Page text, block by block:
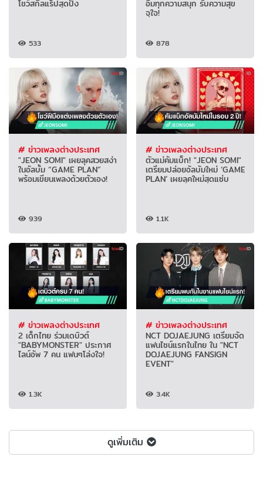
โชว์สกิลแร็ปสุดปัง
533
อิ่มทุกความสนุก รับความสุข
จุใจ!
878
# ข่าวเพลงต่างประเทศ
"JEON SOMI" เผยลุคสวยสง่า
ในอัลบั้ม “GAME PLAN”
พร้อมเขียนเพลงด้วยตัวเอง!
939
# ข่าวเพลงต่างประเทศ
ตัวแม่คัมแบ็ก! "JEON SOMI"
เตรียมปล่อยอัลบัมใหม่ ‘GAME
PLAN’ เผยลุคใหม่สุดแซ่บ
1.1K
# ข่าวเพลงต่างประเทศ
2 เด็กไทย ร่วมเดบิวต์
"BABYMONSTER" ประกาศ
ไลน์อัพ 7 คน แฟนๆโล่งใจ!
1.3K
# ข่าวเพลงต่างประเทศ
NCT DOJAEJUNG เตรียมจัด
แฟนไซน์แรกในไทย ใน "NCT
DOJAEJUNG FANSIGN
EVENT"
3.4K
ดูเพิ่มเติม